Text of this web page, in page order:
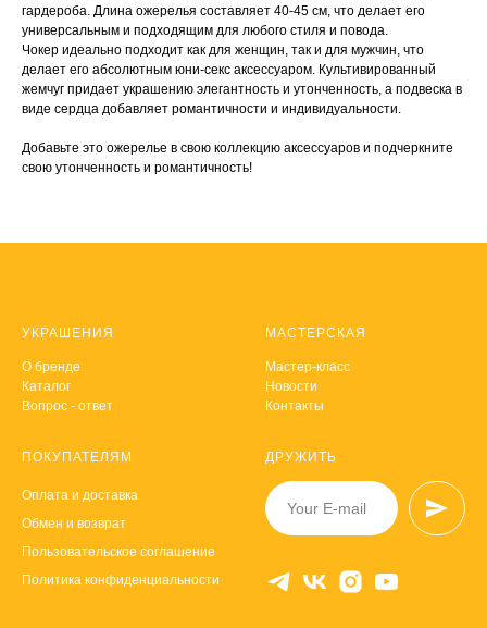
гардероба. Длина ожерелья составляет 40-45 см, что делает его
универсальным и подходящим для любого стиля и повода.
Чокер идеально подходит как для женщин, так и для мужчин, что
делает его абсолютным юни-секс аксессуаром. Культивированный
жемчуг придает украшению элегантность и утонченность, а подвеска в
виде сердца добавляет романтичности и индивидуальности.
Добавьте это ожерелье в свою коллекцию аксессуаров и подчеркните
свою утонченность и романтичность!
УКРАШЕНИЯ
О бренде
Каталог
Вопрос - ответ
МАСТЕРСКАЯ
Мастер-класс
Новости
Контакты
ПОКУПАТЕЛЯМ
Оплата и доставка
Обмен и возврат
Пользовательское соглашение
Политика конфиденциальности
ДРУЖИТЬ